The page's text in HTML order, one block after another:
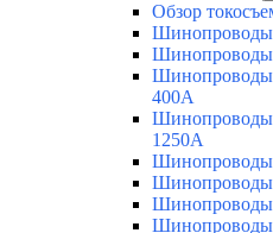
Обзор
Шинопроводы
Шинопроводы
Шинопроводы
400A
Шинопроводы
1250A
Шинопроводы
Шинопроводы
Шинопроводы
Шинопроводы